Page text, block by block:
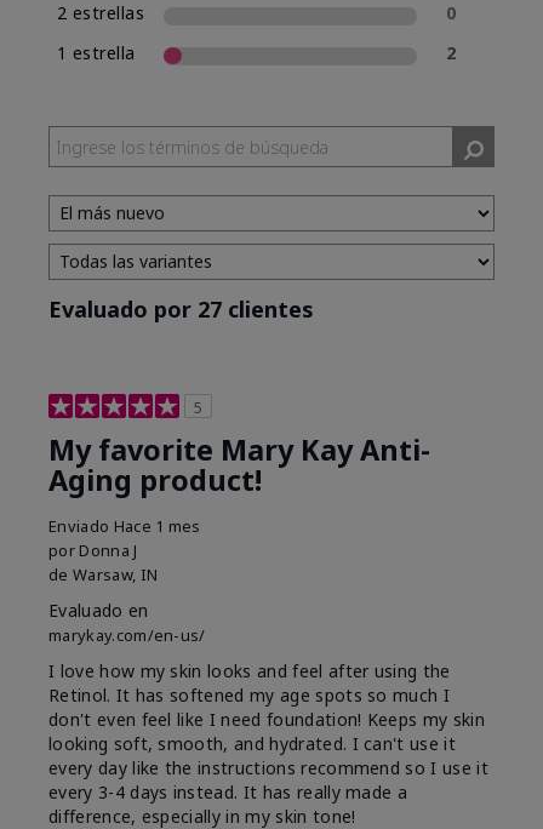
2 estrellas
0
1 estrella
2
Evaluado por 27 clientes
5
My favorite Mary Kay Anti-
Aging product!
Enviado Hace 1 mes
por Donna J
de Warsaw, IN
Evaluado en
marykay.com/en-us/
I love how my skin looks and feel after using the
Retinol. It has softened my age spots so much I
don't even feel like I need foundation! Keeps my skin
looking soft, smooth, and hydrated. I can't use it
every day like the instructions recommend so I use it
every 3-4 days instead. It has really made a
difference, especially in my skin tone!